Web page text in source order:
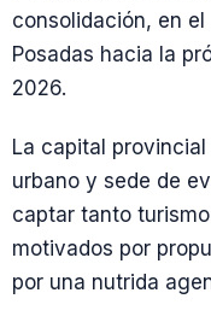
consolidación, en
Posadas hacia la
2026.
La capital
urbano y sede de
captar tanto
motivados por
por una nutrida